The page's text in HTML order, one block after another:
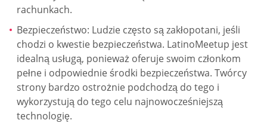
rachunkach.
Bezpieczeństwo: Ludzie często są zakłopotani, jeśli
chodzi o kwestie bezpieczeństwa. LatinoMeetup jest
idealną usługą, ponieważ oferuje swoim członkom
pełne i odpowiednie środki bezpieczeństwa. Twórcy
strony bardzo ostrożnie podchodzą do tego i
wykorzystują do tego celu najnowocześniejszą
technologię.